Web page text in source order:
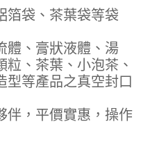
箔袋、茶葉袋等袋
體、膏狀液體、湯
、茶葉、小泡茶、
型等產品之真空封口
伴，平價實惠，操作